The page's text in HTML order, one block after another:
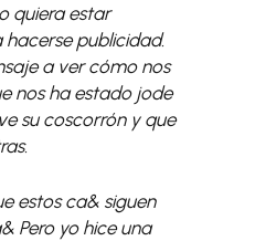
quiera estar
publicidad.
a ver cómo nos
nos ha estado jode
su coscorrón y que
estos ca& siguen
Pero yo hice una